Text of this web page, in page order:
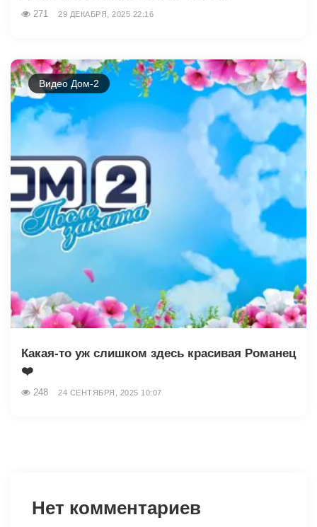
271 29 ДЕКАБРЯ, 2025 22:16
Видео Дом-2
Какая-то уж слишком здесь красивая Романец
❤️
248 24 СЕНТЯБРЯ, 2025 10:07
Нет комментариев